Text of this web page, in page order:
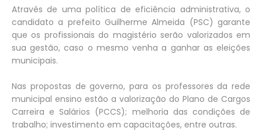
Através de uma política de eficiência administrativa, o
candidato a prefeito Guilherme Almeida (PSC) garante
que os profissionais do magistério serão valorizados em
sua gestão, caso o mesmo venha a ganhar as eleições
municipais.
Nas propostas de governo, para os professores da rede
municipal ensino estão a valorização do Plano de Cargos
Carreira e Salários (PCCS); melhoria das condições de
trabalho; investimento em capacitações, entre outras.